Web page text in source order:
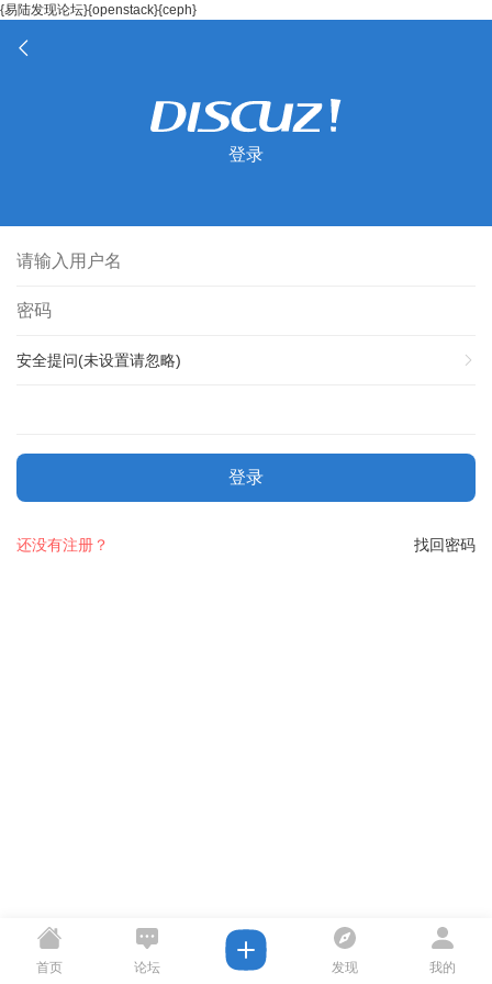
{易陆发现论坛}{openstack}{ceph}
登录
安全提问(未设置请忽略)
登录
找回密码
还没有注册？
首页 论坛 发现 我的